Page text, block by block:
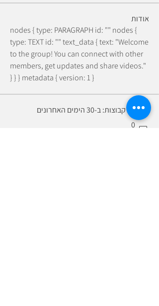
אודות
nodes { type: PARAGRAPH id: "" nodes {
type: TEXT id: "" text_data { text: "Welcome
to the group! You can connect with other
members, get updates and share videos."
} } } metadata { version: 1 }
פעילות קבוצות: ב-30 הימים האחרונים
0